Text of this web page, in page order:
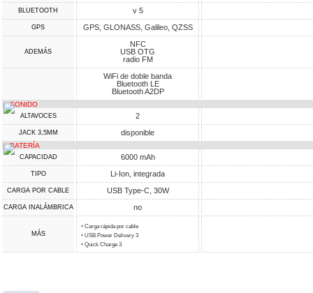
BLUETOOTH v 5
GPS GPS, GLONASS, Galileo, QZSS
ADEMÁS
NFC
USB OTG
radio FM
WiFi de doble banda
Bluetooth LE
Bluetooth A2DP
SONIDO
ALTAVOCES 2
JACK 3,5MM disponible
BATERÍA
CAPACIDAD 6000 mAh
TIPO Li-Ion, integrada
CARGA POR CABLE USB Type-C, 30W
CARGA INALÁMBRICA no
MÁS
• Carga rápida por cable
• USB Power Delivery 3
• Quick Charge 3